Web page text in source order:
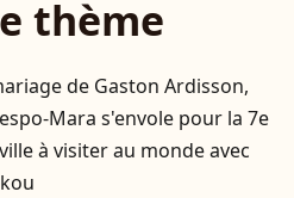
thème
de Gaston Ardisson,
Mara s'envole pour la 7e
à visiter au monde avec